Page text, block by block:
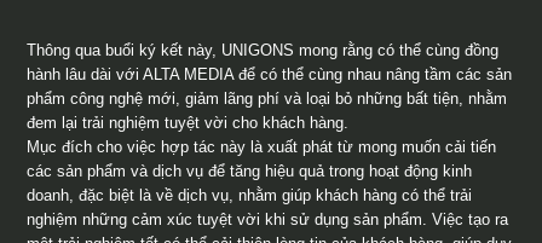
Thông qua buổi ký kết này, UNIGONS mong rằng có thể cùng đồng
hành lâu dài với ALTA MEDIA để có thể cùng nhau nâng tầm các sản
phẩm công nghệ mới, giảm lãng phí và loại bỏ những bất tiện, nhằm
đem lại trải nghiệm tuyệt vời cho khách hàng.
Mục đích cho việc hợp tác này là xuất phát từ mong muốn cải tiến
các sản phẩm và dịch vụ để tăng hiệu quả trong hoạt động kinh
doanh, đặc biệt là về dịch vụ, nhằm giúp khách hàng có thể trải
nghiệm những cảm xúc tuyệt vời khi sử dụng sản phẩm. Việc tạo ra